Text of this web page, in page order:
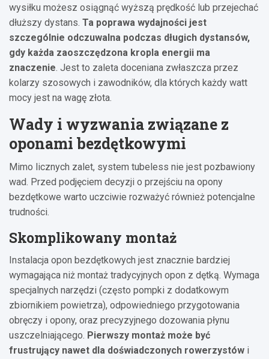
wysiłku możesz osiągnąć wyższą prędkość lub przejechać
dłuższy dystans. Ta poprawa wydajności jest
szczególnie odczuwalna podczas długich dystansów,
gdy każda zaoszczędzona kropla energii ma
znaczenie. Jest to zaleta doceniana zwłaszcza przez
kolarzy szosowych i zawodników, dla których każdy watt
mocy jest na wagę złota.
Wady i wyzwania związane z
oponami bezdętkowymi
Mimo licznych zalet, system tubeless nie jest pozbawiony
wad. Przed podjęciem decyzji o przejściu na opony
bezdętkowe warto uczciwie rozważyć również potencjalne
trudności.
Skomplikowany montaż
Instalacja opon bezdętkowych jest znacznie bardziej
wymagająca niż montaż tradycyjnych opon z dętką. Wymaga
specjalnych narzędzi (często pompki z dodatkowym
zbiornikiem powietrza), odpowiedniego przygotowania
obręczy i opony, oraz precyzyjnego dozowania płynu
uszczelniającego. Pierwszy montaż może być
frustrujący nawet dla doświadczonych rowerzystów i